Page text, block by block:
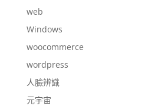
web
Windows
woocommerce
wordpress
人臉辨識
元宇宙